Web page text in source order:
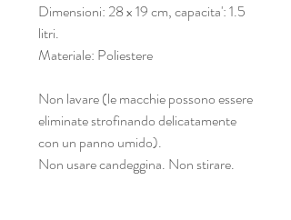
Dimensioni: 28 x 19 cm, capacita': 1.5
litri.
Materiale: Poliestere
Non lavare (le macchie possono essere
eliminate strofinando delicatamente
con un panno umido).
Non usare candeggina. Non stirare.